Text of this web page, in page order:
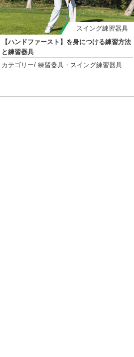
スイング練習器具
【ハンドファースト】を身につける練習方法
と練習器具
カテゴリー/ 練習器具 ・ スイング練習器具